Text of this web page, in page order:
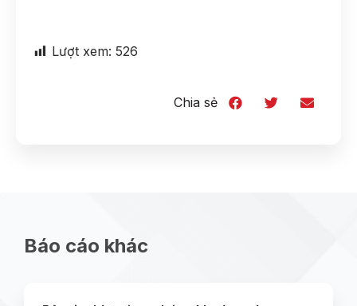
Lượt xem: 526
Chia sẻ
Báo cáo khác